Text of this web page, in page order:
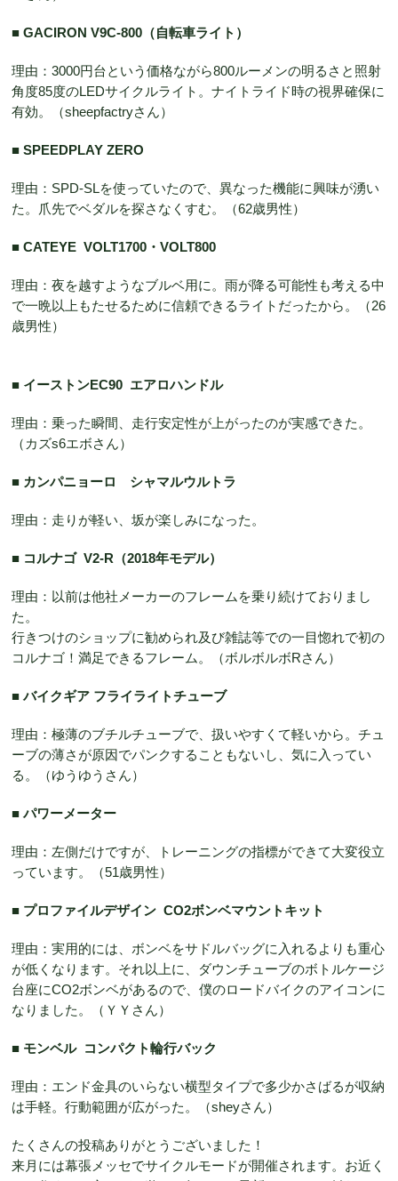
■ GACIRON V9C-800（自転車ライト）
理由：3000円台という価格ながら800ルーメンの明るさと照射
角度85度のLEDサイクルライト。ナイトライド時の視界確保に
有効。（sheepfactryさん）
■ SPEEDPLAY ZERO
理由：SPD-SLを使っていたので、異なった機能に興味が湧い
た。爪先でベダルを探さなくすむ。（62歳男性）
■ CATEYE VOLT1700・VOLT800
理由：夜を越すようなブルベ用に。雨が降る可能性も考える中
で一晩以上もたせるために信頼できるライトだったから。（26
歳男性）
■ イーストンEC90 エアロハンドル
理由：乗った瞬間、走行安定性が上がったのが実感できた。
（カズs6エボさん）
■ カンパニョーロ シャマルウルトラ
理由：走りが軽い、坂が楽しみになった。
■ コルナゴ V2-R（2018年モデル）
理由：以前は他社メーカーのフレームを乗り続けておりまし
た。
行きつけのショップに勧められ及び雑誌等での一目惚れで初の
コルナゴ！満足できるフレーム。（ボルボルボRさん）
■ バイクギア フライライトチューブ
理由：極薄のブチルチューブで、扱いやすくて軽いから。チュ
ーブの薄さが原因でパンクすることもないし、気に入ってい
る。（ゆうゆうさん）
■ パワーメーター
理由：左側だけですが、トレーニングの指標ができて大変役立
っています。（51歳男性）
■ プロファイルデザイン CO2ボンベマウントキット
理由：実用的には、ボンベをサドルバッグに入れるよりも重心
が低くなります。それ以上に、ダウンチューブのボトルケージ
台座にCO2ボンベがあるので、僕のロードバイクのアイコンに
なりました。（ＹＹさん）
■ モンベル コンパクト輪行バック
理由：エンド金具のいらない横型タイプで多少かさばるが収納
は手軽。行動範囲が広がった。（sheyさん）
たくさんの投稿ありがとうございました！
来月には幕張メッセでサイクルモードが開催されます。お近く